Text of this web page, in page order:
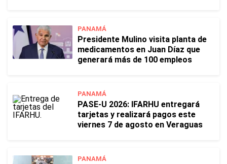
PANAMÁ
Presidente Mulino visita planta de
medicamentos en Juan Díaz que
generará más de 100 empleos
PANAMÁ
PASE-U 2026: IFARHU entregará
tarjetas y realizará pagos este
viernes 7 de agosto en Veraguas
PANAMÁ